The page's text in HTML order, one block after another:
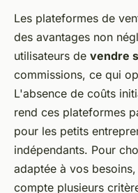
Les plateformes de
des avantages non
utilisateurs de vendre
commissions, ce qui
L'absence de coûts
rend ces plateformes
pour les petits
indépendants. Pour
adaptée à vos
compte plusieurs